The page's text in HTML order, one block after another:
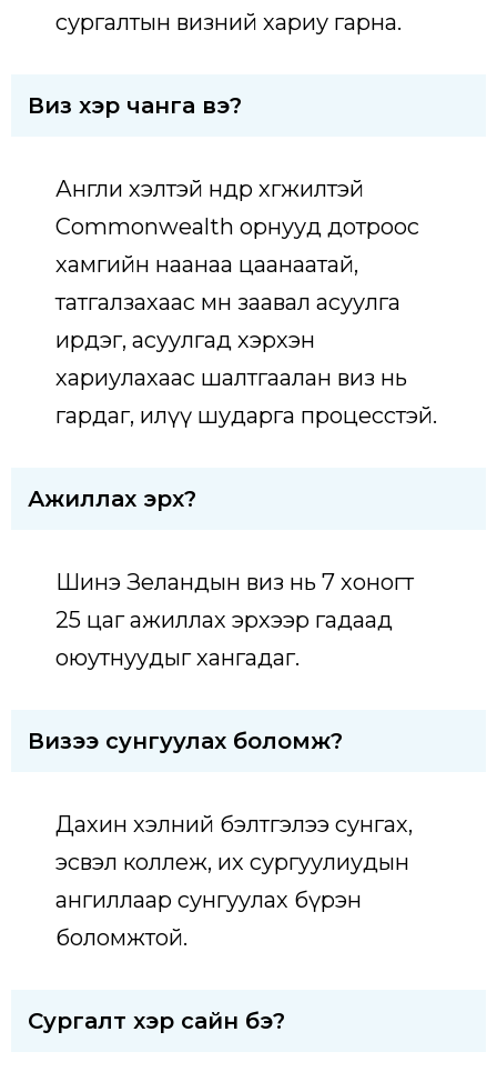
сургалтын визний хариу гарна.
Виз хэр чанга вэ?
Англи хэлтэй өндөр хөгжилтэй
Commonwealth орнууд дотроос
хамгийн наанаа цаанаатай,
татгалзахаас өмнө заавал асуулга
ирдэг, асуулгад хэрхэн
хариулахаас шалтгаалан виз нь
гардаг, илүү шударга процесстэй.
Ажиллах эрх?
Шинэ Зеландын виз нь 7 хоногт
25 цаг ажиллах эрхээр гадаад
оюутнуудыг хангадаг.
Визээ сунгуулах боломж?
Дахин хэлний бэлтгэлээ сунгах,
эсвэл коллеж, их сургуулиудын
ангиллаар сунгуулах бүрэн
боломжтой.
Сургалт хэр сайн бэ?